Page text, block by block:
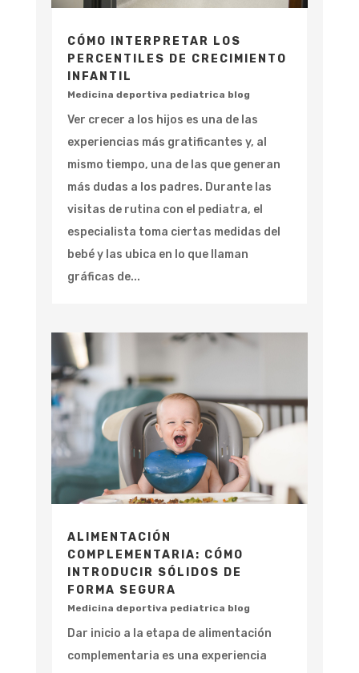
CÓMO INTERPRETAR LOS
PERCENTILES DE CRECIMIENTO
INFANTIL
Medicina deportiva pediatrica blog
Ver crecer a los hijos es una de las
experiencias más gratificantes y, al
mismo tiempo, una de las que generan
más dudas a los padres. Durante las
visitas de rutina con el pediatra, el
especialista toma ciertas medidas del
bebé y las ubica en lo que llaman
gráficas de...
ALIMENTACIÓN
COMPLEMENTARIA: CÓMO
INTRODUCIR SÓLIDOS DE
FORMA SEGURA
Medicina deportiva pediatrica blog
Dar inicio a la etapa de alimentación
complementaria es una experiencia